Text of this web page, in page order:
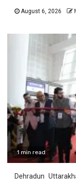
August 6, 2026
1 min read
Dehradun